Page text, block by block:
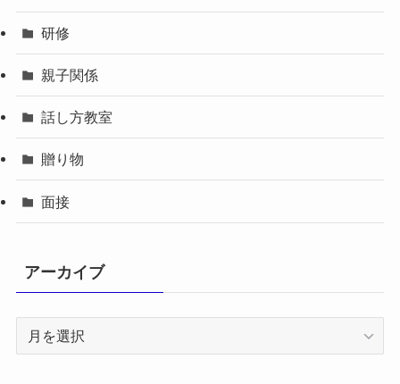
研修
親子関係
話し方教室
贈り物
面接
アーカイブ